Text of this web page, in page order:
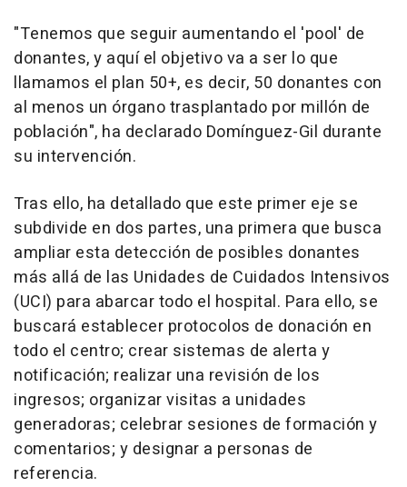
"Tenemos que seguir aumentando el 'pool' de
donantes, y aquí el objetivo va a ser lo que
llamamos el plan 50+, es decir, 50 donantes con
al menos un órgano trasplantado por millón de
población", ha declarado Domínguez-Gil durante
su intervención.
Tras ello, ha detallado que este primer eje se
subdivide en dos partes, una primera que busca
ampliar esta detección de posibles donantes
más allá de las Unidades de Cuidados Intensivos
(UCI) para abarcar todo el hospital. Para ello, se
buscará establecer protocolos de donación en
todo el centro; crear sistemas de alerta y
notificación; realizar una revisión de los
ingresos; organizar visitas a unidades
generadoras; celebrar sesiones de formación y
comentarios; y designar a personas de
referencia.